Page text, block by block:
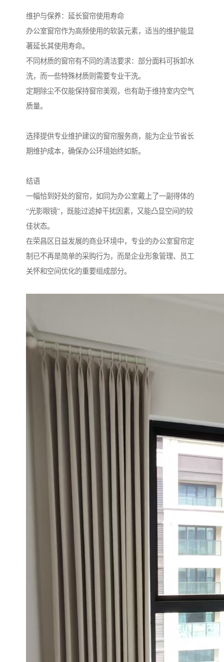
维护与保养：延长窗帘使用寿命
办公室窗帘作为高频使用的软装元素，适当的维护能显
著延长其使用寿命。
不同材质的窗帘有不同的清洁要求：部分面料可拆卸水
洗，而一些特殊材质则需要专业干洗。
定期除尘不仅能保持窗帘美观，也有助于维持室内空气
质量。
选择提供专业维护建议的窗帘服务商，能为企业节省长
期维护成本，确保办公环境始终如新。
结语
一幅恰到好处的窗帘，如同为办公室戴上了一副得体的
“光影眼镜”，既能过滤掉干扰因素，又能凸显空间的较
佳状态。
在荣昌区日益发展的商业环境中，专业的办公室窗帘定
制已不再是简单的采购行为，而是企业形象管理、员工
关怀和空间优化的重要组成部分。